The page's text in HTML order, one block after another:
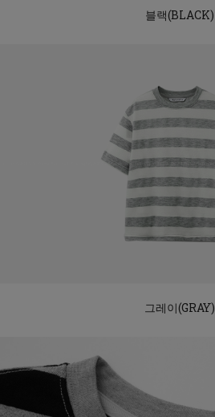
블랙(BLACK)
그레이(GRAY)